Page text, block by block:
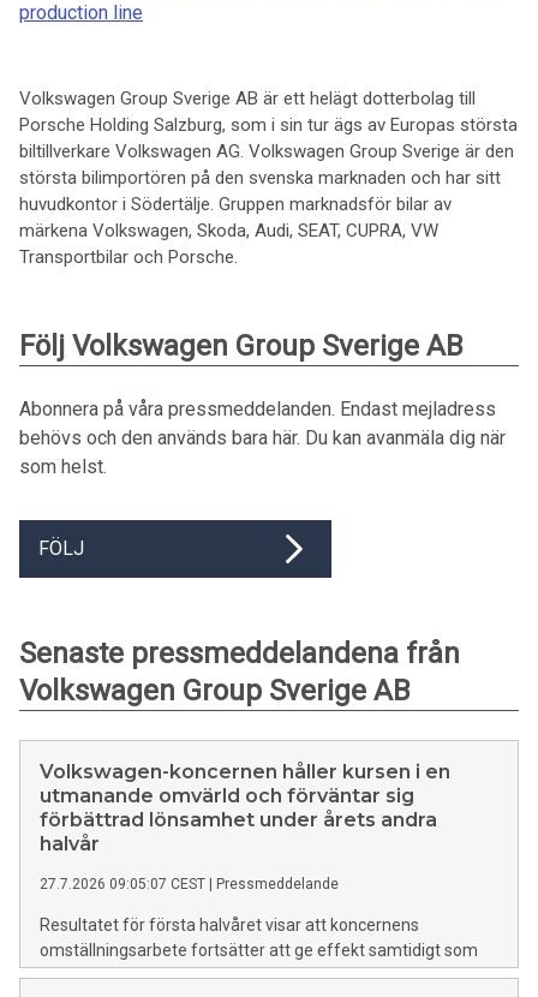
production line
Volkswagen Group Sverige AB är ett helägt dotterbolag till
Porsche Holding Salzburg, som i sin tur ägs av Europas största
biltillverkare Volkswagen AG. Volkswagen Group Sverige är den
största bilimportören på den svenska marknaden och har sitt
huvudkontor i Södertälje. Gruppen marknadsför bilar av
märkena Volkswagen, Skoda, Audi, SEAT, CUPRA, VW
Transportbilar och Porsche.
Följ Volkswagen Group Sverige AB
Abonnera på våra pressmeddelanden. Endast mejladress
behövs och den används bara här. Du kan avanmäla dig när
som helst.
FÖLJ
Senaste pressmeddelandena från
Volkswagen Group Sverige AB
Volkswagen-koncernen håller kursen i en
utmanande omvärld och förväntar sig
förbättrad lönsamhet under årets andra
halvår
27.7.2026 09:05:07 CEST Pressmeddelande
Resultatet för första halvåret visar att koncernens
omställningsarbete fortsätter att ge effekt samtidigt som
orderingången för helelektriska modeller utvecklas starkt.